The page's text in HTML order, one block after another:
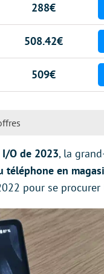
288€
508.42€
509€
O de 2023, la
téléphone en
pour se procurer